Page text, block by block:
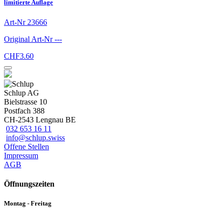
limitierte Auflage
Art-Nr 23666
Original Art-Nr---
CHF3.60
Schlup AG
Bielstrasse 10
Postfach 388
CH-2543 Lengnau BE
032 653 16 11
info@schlup.swiss
Offene Stellen
Impressum
AGB
Öffnungszeiten
Montag - Freitag